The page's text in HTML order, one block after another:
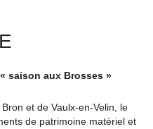
saison aux Brosses »
et de Vaulx-en-Velin, le
de patrimoine matériel et